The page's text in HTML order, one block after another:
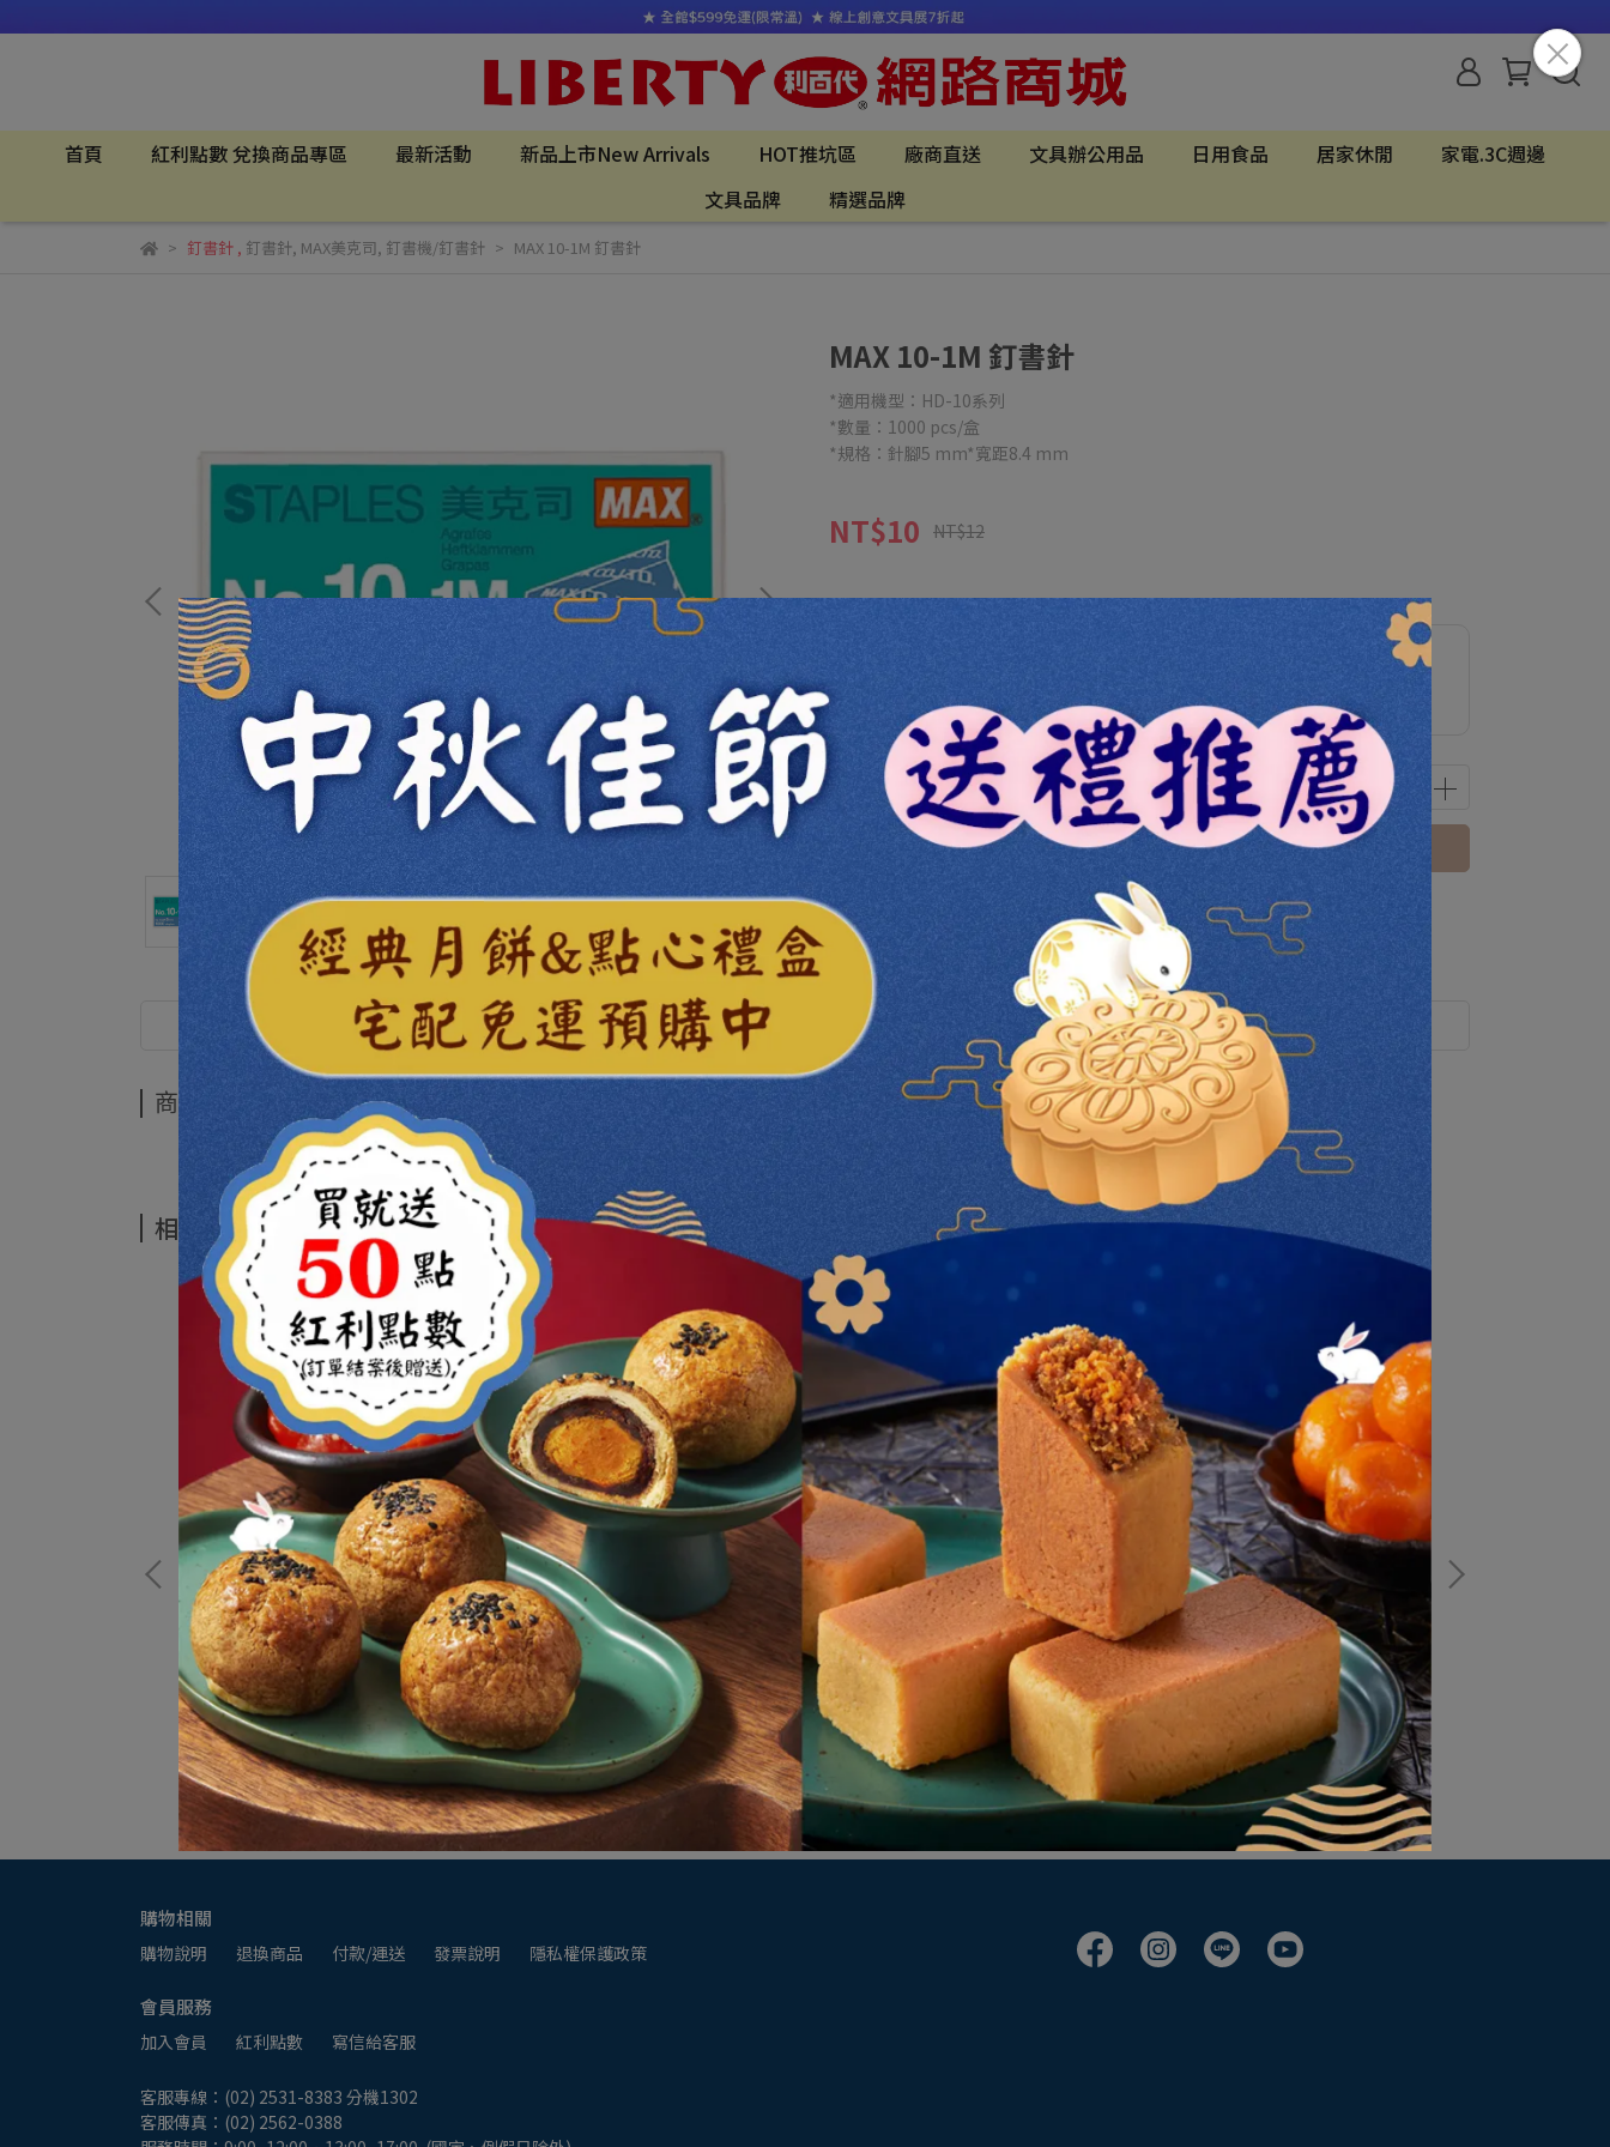
首頁 紅利點數 兌換商品專區 最新活動 新品上市New Arrivals HOT推坑區 廠商直送 文具辦公用品 日用食品 居家休閒
家電.3C週邊
文具品牌
精選品牌
釘書針, 釘書針, MAX美克司, 釘書機/釘書針 MAX 10-1M 釘書針
MAX 10-1M 釘書針
*適用機型：HD-10系列
*數量：1000 pcs/盒
*規格：針腳5 mm*寬距8.4 mm
NT$10 NT$12
【訂單加價購】不限消費金額 可加購精選優惠商品
加入購物車 立即購買
此商品 「 最高 」可以折抵紅利 點 (約等於NT$0
商品介紹
相關商品
kangaro NO.10-1M 10號彩色訂書針
NT$20
加入購物車
kangaro NO.10-1M 10號彩色訂書針10小盒
混色
NT$250
加入購物車
MAX 10-1M 釘書針 粉彩色
NT$30
加入購物車
購物相關
購物說明 退換商品 付款/運送 發票說明 隱私權保護政策
會員服務
加入會員 紅利點數 寫信給客服
客服專線：(02) 2531-8383 分機1302
客服傳真：(02) 2562-0388